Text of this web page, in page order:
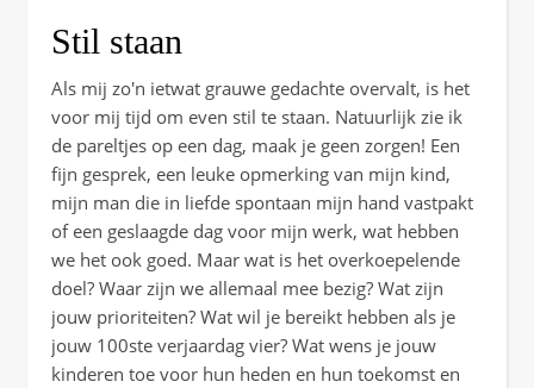
Stil staan
Als mij zo'n ietwat grauwe gedachte overvalt, is het
voor mij tijd om even stil te staan. Natuurlijk zie ik
de pareltjes op een dag, maak je geen zorgen! Een
fijn gesprek, een leuke opmerking van mijn kind,
mijn man die in liefde spontaan mijn hand vastpakt
of een geslaagde dag voor mijn werk, wat hebben
we het ook goed. Maar wat is het overkoepelende
doel? Waar zijn we allemaal mee bezig? Wat zijn
jouw prioriteiten? Wat wil je bereikt hebben als je
jouw 100ste verjaardag vier? Wat wens je jouw
kinderen toe voor hun heden en hun toekomst en